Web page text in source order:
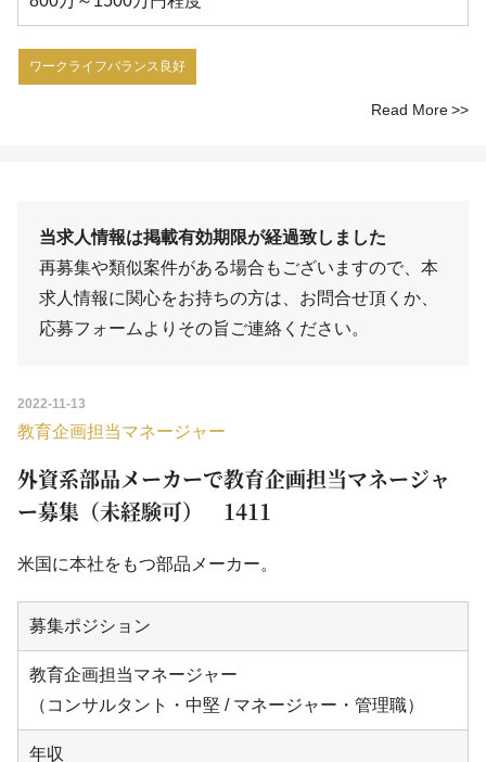
ワークライフバランス良好
Read More
当求人情報は掲載有効期限が経過致しました
再募集や類似案件がある場合もございますので、本
求人情報に関心をお持ちの方は、 お問合せ頂くか、
応募フォーム よりその旨ご連絡ください。
2022-11-13
教育企画担当マネージャー
外資系部品メーカーで教育企画担当マネージャ
ー募集（未経験可） 1411
米国に本社をもつ部品メーカー。
募集ポジション
教育企画担当マネージャー
（コンサルタント・中堅 / マネージャー・管理職）
年収